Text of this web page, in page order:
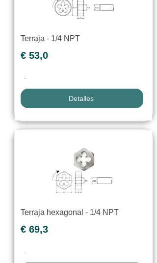
Terraja - 1/4 NPT
€ 53,0
-
Detalles
Terraja hexagonal - 1/4 NPT
€ 69,3
-